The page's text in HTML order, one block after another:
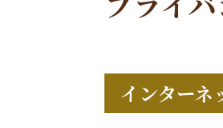
インターネ